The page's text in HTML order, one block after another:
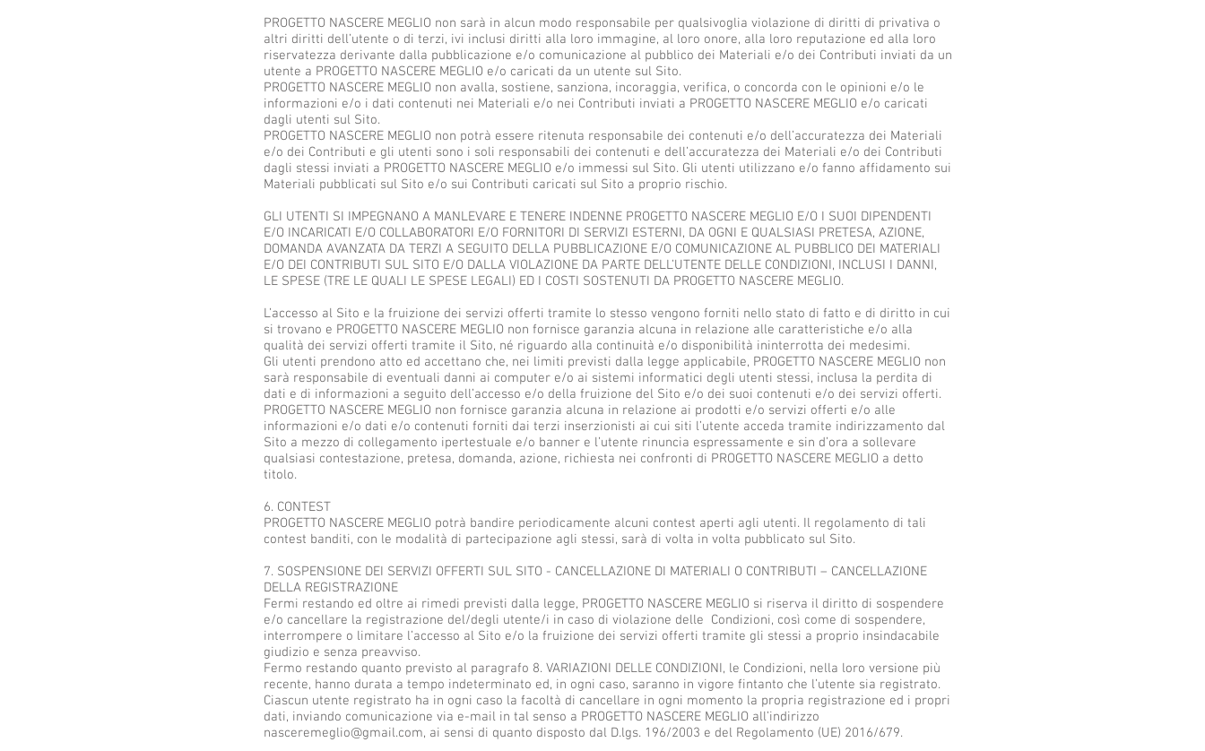
PROGETTO NASCERE MEGLIO non sarà in alcun modo responsabile per qualsivoglia violazione di diritti di privativa o
altri diritti dell’utente o di terzi, ivi inclusi diritti alla loro immagine, al loro onore, alla loro reputazione ed alla loro
riservatezza derivante dalla pubblicazione e/o comunicazione al pubblico dei Materiali e/o dei Contributi inviati da un
utente a PROGETTO NASCERE MEGLIO e/o caricati da un utente sul Sito.
PROGETTO NASCERE MEGLIO non avalla, sostiene, sanziona, incoraggia, verifica, o concorda con le opinioni e/o le
informazioni e/o i dati contenuti nei Materiali e/o nei Contributi inviati a PROGETTO NASCERE MEGLIO e/o caricati
dagli utenti sul Sito.
PROGETTO NASCERE MEGLIO non potrà essere ritenuta responsabile dei contenuti e/o dell’accuratezza dei Materiali
e/o dei Contributi e gli utenti sono i soli responsabili dei contenuti e dell’accuratezza dei Materiali e/o dei Contributi
dagli stessi inviati a PROGETTO NASCERE MEGLIO e/o immessi sul Sito. Gli utenti utilizzano e/o fanno affidamento sui
Materiali pubblicati sul Sito e/o sui Contributi caricati sul Sito a proprio rischio.
GLI UTENTI SI IMPEGNANO A MANLEVARE E TENERE INDENNE PROGETTO NASCERE MEGLIO E/O I SUOI DIPENDENTI
E/O INCARICATI E/O COLLABORATORI E/O FORNITORI DI SERVIZI ESTERNI, DA OGNI E QUALSIASI PRETESA, AZIONE,
DOMANDA AVANZATA DA TERZI A SEGUITO DELLA PUBBLICAZIONE E/O COMUNICAZIONE AL PUBBLICO DEI MATERIALI
E/O DEI CONTRIBUTI SUL SITO E/O DALLA VIOLAZIONE DA PARTE DELL’UTENTE DELLE CONDIZIONI, INCLUSI I DANNI,
LE SPESE (TRE LE QUALI LE SPESE LEGALI) ED I COSTI SOSTENUTI DA PROGETTO NASCERE MEGLIO.
L’accesso al Sito e la fruizione dei servizi offerti tramite lo stesso vengono forniti nello stato di fatto e di diritto in cui
si trovano e PROGETTO NASCERE MEGLIO non fornisce garanzia alcuna in relazione alle caratteristiche e/o alla
qualità dei servizi offerti tramite il Sito, né riguardo alla continuità e/o disponibilità ininterrotta dei medesimi.
Gli utenti prendono atto ed accettano che, nei limiti previsti dalla legge applicabile, PROGETTO NASCERE MEGLIO non
sarà responsabile di eventuali danni ai computer e/o ai sistemi informatici degli utenti stessi, inclusa la perdita di
dati e di informazioni a seguito dell’accesso e/o della fruizione del Sito e/o dei suoi contenuti e/o dei servizi offerti.
PROGETTO NASCERE MEGLIO non fornisce garanzia alcuna in relazione ai prodotti e/o servizi offerti e/o alle
informazioni e/o dati e/o contenuti forniti dai terzi inserzionisti ai cui siti l’utente acceda tramite indirizzamento dal
Sito a mezzo di collegamento ipertestuale e/o banner e l’utente rinuncia espressamente e sin d’ora a sollevare
qualsiasi contestazione, pretesa, domanda, azione, richiesta nei confronti di PROGETTO NASCERE MEGLIO a detto
titolo.
6. CONTEST
PROGETTO NASCERE MEGLIO potrà bandire periodicamente alcuni contest aperti agli utenti. Il regolamento di tali
contest banditi, con le modalità di partecipazione agli stessi, sarà di volta in volta pubblicato sul Sito.
7. SOSPENSIONE DEI SERVIZI OFFERTI SUL SITO - CANCELLAZIONE DI MATERIALI O CONTRIBUTI – CANCELLAZIONE
DELLA REGISTRAZIONE
Fermi restando ed oltre ai rimedi previsti dalla legge, PROGETTO NASCERE MEGLIO si riserva il diritto di sospendere
e/o cancellare la registrazione del/degli utente/i in caso di violazione delle Condizioni, così come di sospendere,
interrompere o limitare l’accesso al Sito e/o la fruizione dei servizi offerti tramite gli stessi a proprio insindacabile
giudizio e senza preavviso.
Fermo restando quanto previsto al paragrafo 8. VARIAZIONI DELLE CONDIZIONI, le Condizioni, nella loro versione più
recente, hanno durata a tempo indeterminato ed, in ogni caso, saranno in vigore fintanto che l’utente sia registrato.
Ciascun utente registrato ha in ogni caso la facoltà di cancellare in ogni momento la propria registrazione ed i propri
dati, inviando comunicazione via e-mail in tal senso a PROGETTO NASCERE MEGLIO all’indirizzo
nasceremeglio@gmail.com, ai sensi di quanto disposto dal D.lgs. 196/2003 e del Regolamento (UE) 2016/679.